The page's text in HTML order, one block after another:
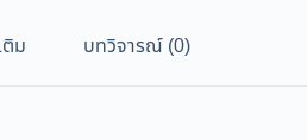
ม บทวิจารณ์ (0)